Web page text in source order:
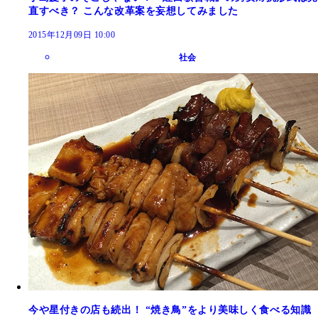
直すべき？ こんな改革案を妄想してみました
2015年12月09日 10:00
社会
今や星付きの店も続出！ “焼き鳥”をより美味しく食べる知識